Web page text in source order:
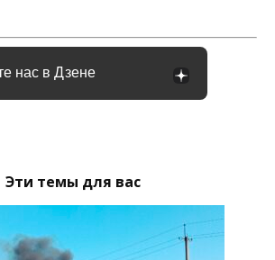
нас в Дзене
Эти темы для вас